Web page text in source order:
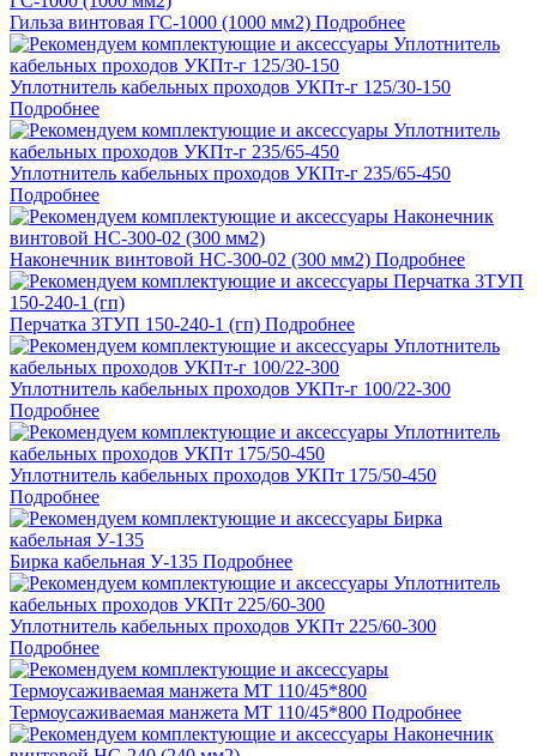
Гильза винтовая ГС-1000 (1000 мм2) Подробнее
Уплотнитель кабельных проходов УКПт-г 125/30-150
Подробнее
Уплотнитель кабельных проходов УКПт-г 235/65-450
Подробнее
Наконечник винтовой НС-300-02 (300 мм2) Подробнее
Перчатка 3ТУП 150-240-1 (гп) Подробнее
Уплотнитель кабельных проходов УКПт-г 100/22-300
Подробнее
Уплотнитель кабельных проходов УКПт 175/50-450
Подробнее
Бирка кабельная У-135 Подробнее
Уплотнитель кабельных проходов УКПт 225/60-300
Подробнее
Термоусаживаемая манжета МТ 110/45*800 Подробнее